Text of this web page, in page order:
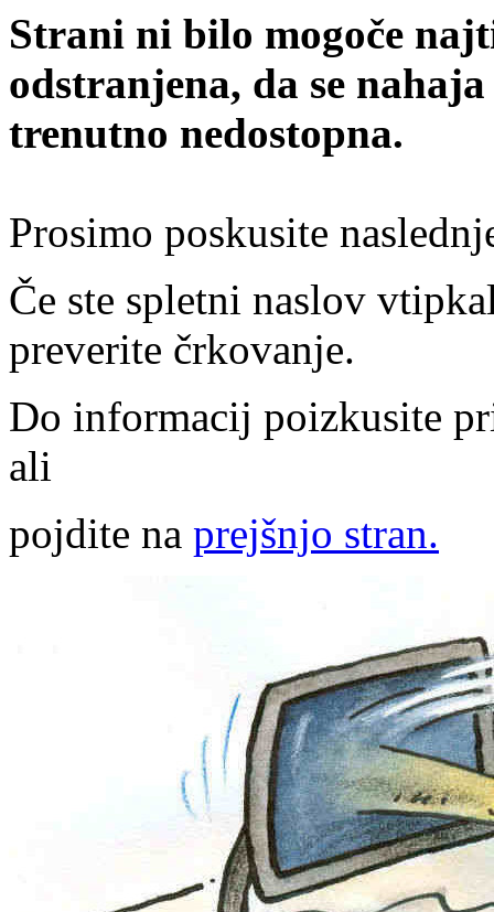
Strani ni bilo mogoče
odstranjena, da se
trenutno nedostopna.
Prosimo poskusite
Če ste spletni naslov
preverite črkovanje.
Do informacij poizkusite
ali
pojdite na prejšnjo stran.